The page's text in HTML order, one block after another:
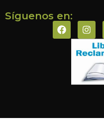
Síguenos en: